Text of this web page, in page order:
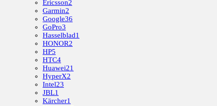
Ericsson2
Garmin2
Google36
GoPro3
Hasselblad1
HONOR2
HP5
HTC4
Huawei21
HyperX2
Intel23
JBL1
Kärcher1